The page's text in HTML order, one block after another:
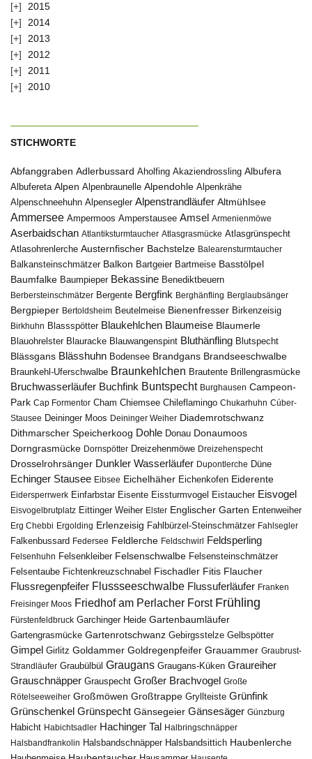
2015
2014
2013
2012
2011
2010
STICHWORTE
Abfanggraben Adlerbussard Aholfing Akaziendrossling Albufera
Albufereta Alpen Alpenbraunelle Alpendohle Alpenkrähe
Alpenschneehuhn Alpensegler Alpenstrandläufer Altmühlsee
Ammersee Ampermoos Amperstausee Amsel Armenienmöwe
Aserbaidschan Atlantiksturmtaucher Atlasgrasmücke Atlasgrünspecht
Atlasohrenlerche Austernfischer Bachstelze Balearensturmtaucher
Balkansteinschmätzer Balkon Bartgeier Bartmeise Basstölpel
Baumfalke Baumpieper Bekassine Benediktbeuern
Berbersteinschmätzer Bergente Bergfink Berghänfling Berglaubsänger
Bergpieper Bertoldsheim Beutelmeise Bienenfresser Birkenzeisig
Birkhuhn Blassspötter Blaukehlchen Blaumeise Blaumerle
Blauohrelster Blauracke Blauwangenspint Bluthänfling Blutspecht
Blässgans Blässhuhn Bodensee Brandgans Brandseeschwalbe
Braunkehl-Uferschwalbe Braunkehlchen Brautente Brillengrasmücke
Bruchwasserläufer Buchfink Buntspecht Burghausen Campeon-
Park Cap Formentor Cham Chiemsee Chileflamingo Chukarhuhn Cúber-
Stausee Deininger Moos Deininger Weiher Diademrotschwanz
Dithmarscher Speicherkoog Dohle Donau Donaumoos
Dorngrasmücke Dornspötter Dreizehenmöwe Dreizehenspecht
Drosselrohrsänger Dunkler Wasserläufer Dupontlerche Düne
Echinger Stausee Eibsee Eichelhäher Eichenkofen Eiderente
Eidersperrwerk Einfarbstar Eisente Eissturmvogel Eistaucher Eisvogel
Eisvogelbrutplatz Eittinger Weiher Elster Englischer Garten Entenweiher
Erg Chebbi Ergolding Erlenzeisig Fahlbürzel-Steinschmätzer Fahlsegler
Falkenbussard Federsee Feldlerche Feldschwirl Feldsperling
Felsenhuhn Felsenkleiber Felsenschwalbe Felsensteinschmätzer
Felsentaube Fichtenkreuzschnabel Fischadler Fitis Flaucher
Flussregenpfeifer Flussseeschwalbe Flussuferläufer Franken
Freisinger Moos Friedhof am Perlacher Forst Frühling
Fürstenfeldbruck Garchinger Heide Gartenbaumläufer
Gartengrasmücke Gartenrotschwanz Gebirgsstelze Gelbspötter
Gimpel Girlitz Goldammer Goldregenpfeifer Grauammer Graubrust-
Strandläufer Graubülbül Graugans Graugans-Küken Graureiher
Grauschnäpper Grauspecht Großer Brachvogel Große
Rötelseeweiher Großmöwen Großtrappe Gryllteiste Grünfink
Grünschenkel Grünspecht Gänsegeier Gänsesäger Günzburg
Habicht Habichtsadler Hachinger Tal Halbringschnäpper
Halsbandfrankolin Halsbandschnäpper Halsbandsittich Haubenlerche